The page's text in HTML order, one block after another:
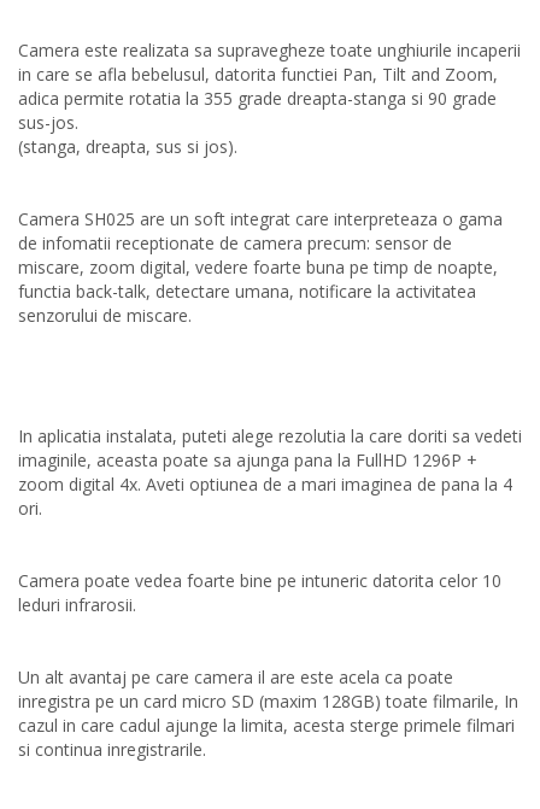
Camera este realizata sa supravegheze toate unghiurile incaperii
in care se afla bebelusul, datorita functiei Pan, Tilt and Zoom,
adica permite rotatia la 355 grade dreapta-stanga si 90 grade
sus-jos.
(stanga, dreapta, sus si jos).
Camera SH025 are un soft integrat care interpreteaza o gama
de infomatii receptionate de camera precum: sensor de
miscare, zoom digital, vedere foarte buna pe timp de noapte,
functia back-talk, detectare umana, notificare la activitatea
senzorului de miscare.
In aplicatia instalata, puteti alege rezolutia la care doriti sa vedeti
imaginile, aceasta poate sa ajunga pana la FullHD 1296P +
zoom digital 4x. Aveti optiunea de a mari imaginea de pana la 4
ori.
Camera poate vedea foarte bine pe intuneric datorita celor 10
leduri infrarosii.
Un alt avantaj pe care camera il are este acela ca poate
inregistra pe un card micro SD (maxim 128GB) toate filmarile, In
cazul in care cadul ajunge la limita, acesta sterge primele filmari
si continua inregistrarile.